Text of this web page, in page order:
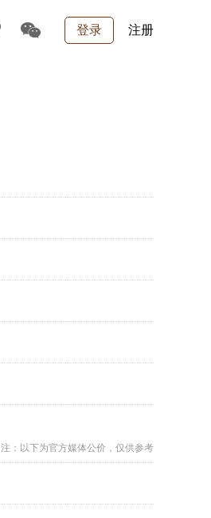
登录 注册
注：以下为官方媒体公价，仅供参考